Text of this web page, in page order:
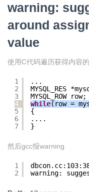
warning:
around
value
使用C代码遍历获得内容
1
2
3
4
5
6
7
...
MYSQL_RES
MYSQL_ROW row;
while(row =
{
....
}
然后gcc报warning
1
2
warning: